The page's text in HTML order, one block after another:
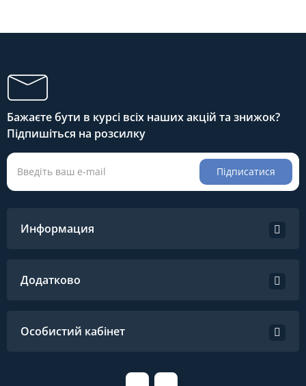
Бажаєте бути в курсі всіх наших акцій та знижок?
Підпишіться на розсилку
Підписатися
Информация
Додатково
Особистий кабінет